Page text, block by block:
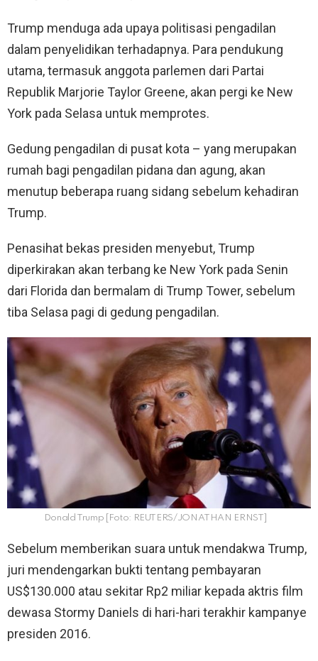
Trump menduga ada upaya politisasi pengadilan
dalam penyelidikan terhadapnya. Para pendukung
utama, termasuk anggota parlemen dari Partai
Republik Marjorie Taylor Greene, akan pergi ke New
York pada Selasa untuk memprotes.
Gedung pengadilan di pusat kota – yang merupakan
rumah bagi pengadilan pidana dan agung, akan
menutup beberapa ruang sidang sebelum kehadiran
Trump.
Penasihat bekas presiden menyebut, Trump
diperkirakan akan terbang ke New York pada Senin
dari Florida dan bermalam di Trump Tower, sebelum
tiba Selasa pagi di gedung pengadilan.
Donald Trump [Foto: REUTERS/JONATHAN ERNST]
Sebelum memberikan suara untuk mendakwa Trump,
juri mendengarkan bukti tentang pembayaran
US$130.000 atau sekitar Rp2 miliar kepada aktris film
dewasa Stormy Daniels di hari-hari terakhir kampanye
presiden 2016.